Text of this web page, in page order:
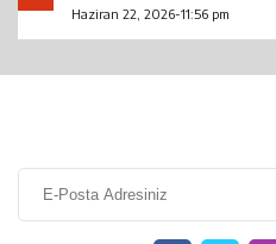
Haziran 22, 2026-11:56 pm